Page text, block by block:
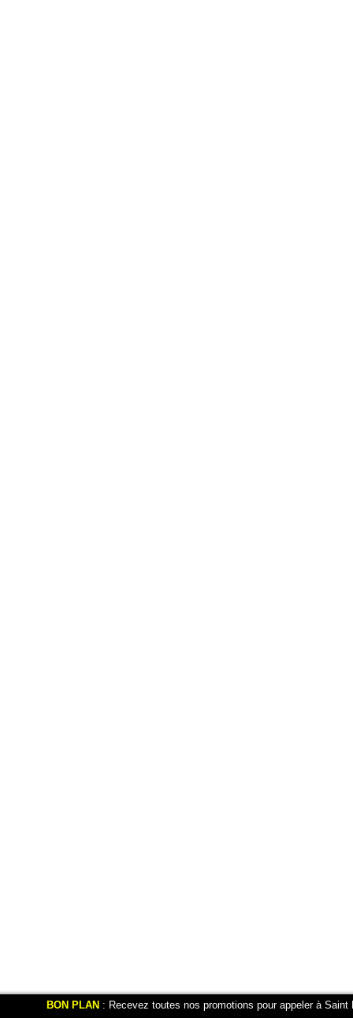
BON PLAN : Recevez toutes nos promotions pour appeler à Saint